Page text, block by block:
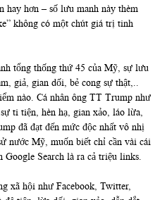
hơn – số lưu manh này thèm
không có một chút giá trị tinh
tổng thống thứ 45 của Mỹ, sự lưu
giả, gian dối, bẻ cong sự thật,..
nào. Cá nhân ông TT Trump như
ti tiện, hèn hạ, gian xảo, láo lừa,
đã đạt đến mức độc nhất vô nhị
nước Mỹ, muốn biết chỉ cần vài cái
Google Search là ra cả triệu links.
xã hội như Facebook, Twitter,